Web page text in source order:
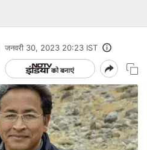
जनवरी 30, 2023 20:23 IST